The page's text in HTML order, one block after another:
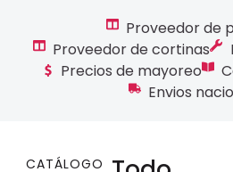
Proveedor de
Proveedor de cortinas
Precios de mayoreo
Envios
CATÁLOGO